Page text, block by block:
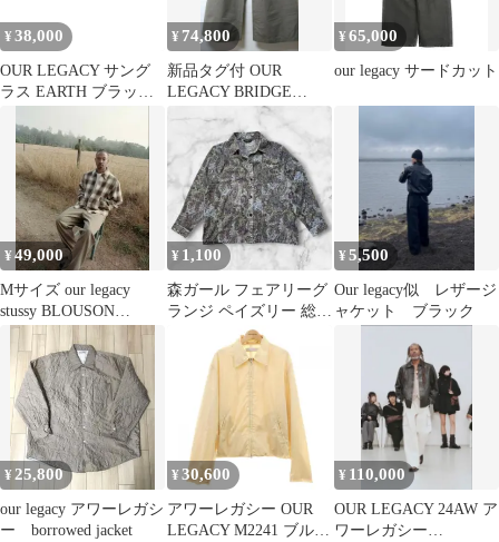
¥ 38,000
OUR LEGACY サング
ラス EARTH ブラック×
¥ 74,800
新品タグ付 OUR
LEGACY BRIDGE
CHINO 46 アワーレガ
¥ 65,000
our legacy サードカット
¥49,000
Mサイズ our legacy
stussy BLOUSON
JACKET
¥ 1,100
森ガール フェアリーグ
ランジ ペイズリー 総柄
シャツ アースカラー 短
丈 サイケ
¥5,500
Our legacy似 レザージ
ャケット ブラック
¥25,800
our legacy アワーレガシ
ー borrowed jacket
¥ 30,600
アワーレガシー OUR
LEGACY M2241 ブルゾ
¥ 110,000
OUR LEGACY 24AW ア
ワーレガシー